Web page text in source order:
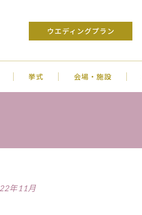
ウエディングプラン
挙式 会場・施設
年11月